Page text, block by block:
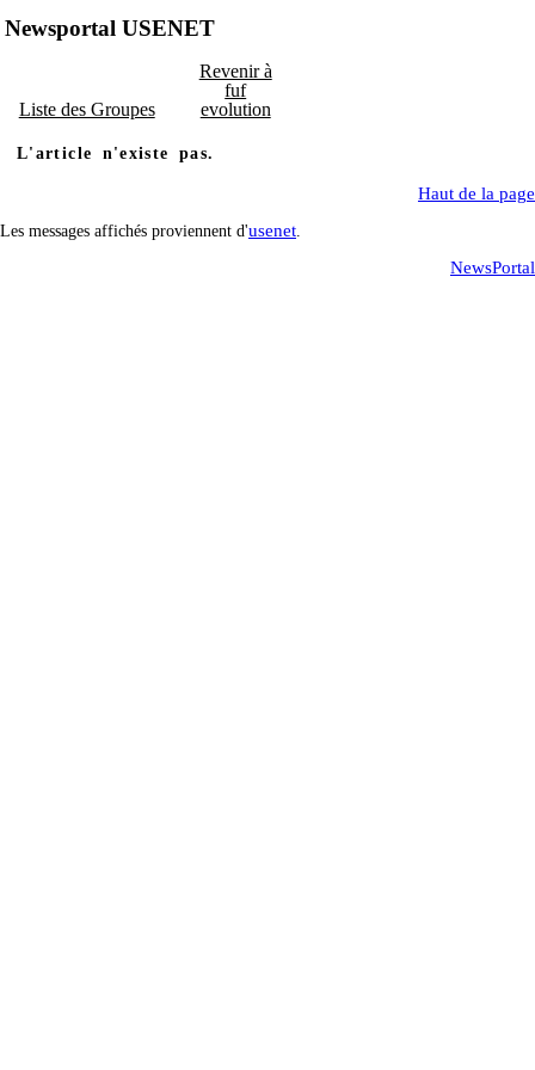
Newsportal USENET
Liste des Groupes
Revenir à
fuf
evolution
L'article n'existe pas.
Haut de la page
Les messages affichés proviennent d'usenet
NewsPortal